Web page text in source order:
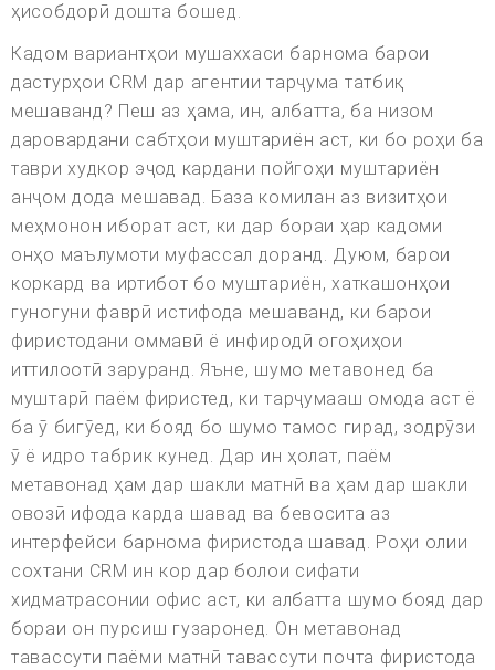
ҳисобдорӣ дошта бошед.
Кадом вариантҳои мушаххаси барнома барои
дастурҳои CRM дар агентии тарҷума татбиқ
мешаванд? Пеш аз ҳама, ин, албатта, ба низом
даровардани сабтҳои муштариён аст, ки бо роҳи ба
таври худкор эҷод кардани пойгоҳи муштариён
анҷом дода мешавад. База комилан аз визитҳои
меҳмонон иборат аст, ки дар бораи ҳар кадоми
онҳо маълумоти муфассал доранд. Дуюм, барои
коркард ва иртибот бо муштариён, хаткашонҳои
гуногуни фаврӣ истифода мешаванд, ки барои
фиристодани оммавӣ ё инфиродӣ огоҳиҳои
иттилоотӣ заруранд. Яъне, шумо метавонед ба
муштарӣ паём фиристед, ки тарҷумааш омода аст ё
ба ӯ бигӯед, ки бояд бо шумо тамос гирад, зодрӯзи
ӯ ё идро табрик кунед. Дар ин ҳолат, паём
метавонад ҳам дар шакли матнӣ ва ҳам дар шакли
овозӣ ифода карда шавад ва бевосита аз
интерфейси барнома фиристода шавад. Роҳи олии
сохтани CRM ин кор дар болои сифати
хидматрасонии офис аст, ки албатта шумо бояд дар
бораи он пурсиш гузаронед. Он метавонад
тавассути паёми матнӣ тавассути почта фиристода